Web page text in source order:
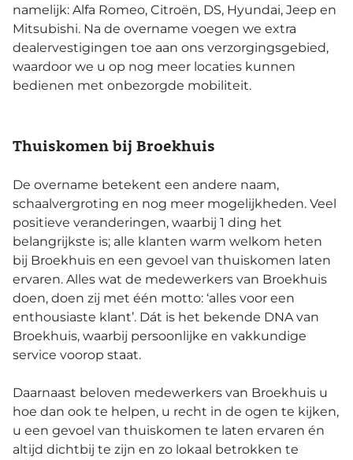
namelijk: Alfa Romeo, Citroën, DS, Hyundai, Jeep en
Mitsubishi. Na de overname voegen we extra
dealervestigingen toe aan ons verzorgingsgebied,
waardoor we u op nog meer locaties kunnen
bedienen met onbezorgde mobiliteit.
Thuiskomen bij Broekhuis
De overname betekent een andere naam,
schaalvergroting en nog meer mogelijkheden. Veel
positieve veranderingen, waarbij 1 ding het
belangrijkste is; alle klanten warm welkom heten
bij Broekhuis en een gevoel van thuiskomen laten
ervaren. Alles wat de medewerkers van Broekhuis
doen, doen zij met één motto: ‘alles voor een
enthousiaste klant’. Dát is het bekende DNA van
Broekhuis, waarbij persoonlijke en vakkundige
service voorop staat.
Daarnaast beloven medewerkers van Broekhuis u
hoe dan ook te helpen, u recht in de ogen te kijken,
u een gevoel van thuiskomen te laten ervaren én
altijd dichtbij te zijn en zo lokaal betrokken te